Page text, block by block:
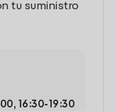
tu suministro
, 16:30- 19:30